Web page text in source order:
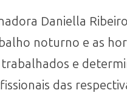
Daniella
noturno e as
e
das